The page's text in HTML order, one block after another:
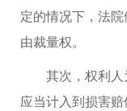
定的情况下，法
由裁量权。
其次，权利人
应当计入到损害赔